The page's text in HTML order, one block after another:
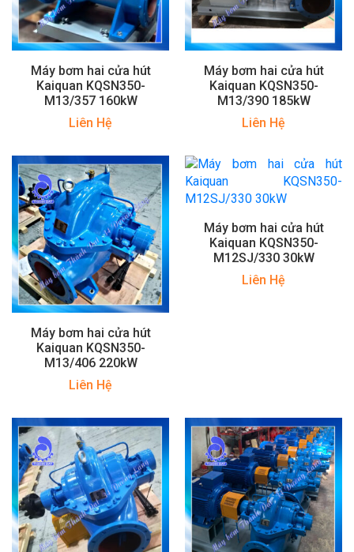
Máy bơm hai cửa hút
Kaiquan KQSN350-
M13/357 160kW
Liên Hệ
Máy bơm hai cửa hút
Kaiquan KQSN350-
M13/390 185kW
Liên Hệ
Máy bơm hai cửa hút
Kaiquan KQSN350-
M13/406 220kW
Liên Hệ
Máy bơm hai cửa hút
Kaiquan KQSN350-
M12SJ/330 30kW
Liên Hệ